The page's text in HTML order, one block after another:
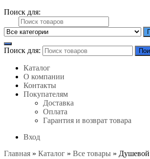
Поиск для:
Поиск для:
Каталог
О компании
Контакты
Покупателям
Доставка
Оплата
Гарантия и возврат товара
Вход
Главная » Каталог » Все товары »